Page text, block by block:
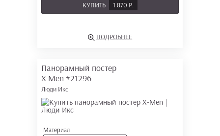
КУПИТЬ 1 870 Р.
ПОДРОБНЕЕ
Панорамный постер
X-Men #21296
Люди Икс
Материал